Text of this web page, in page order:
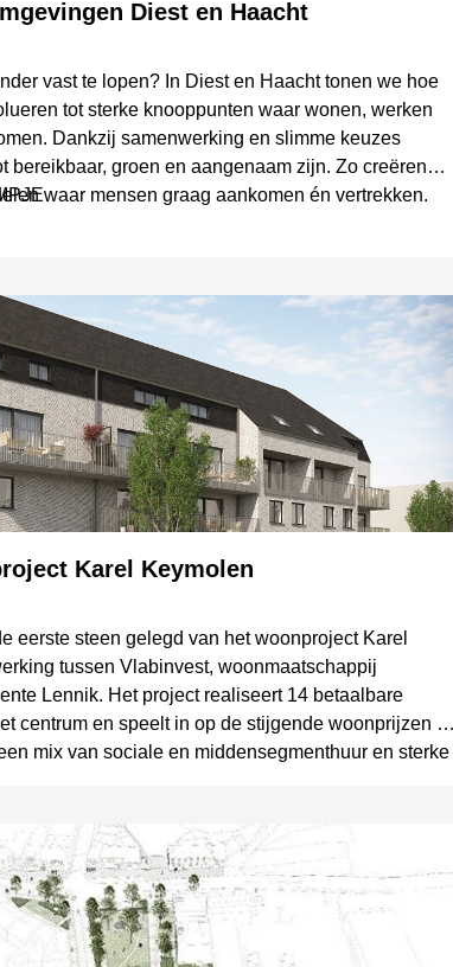
Diest en Haacht
vast te lopen? In Diest en Haacht tonen we hoe
tot sterke knooppunten waar wonen, werken
Dankzij samenwerking en slimme keuzes
bereikbaar, groen en aangenaam zijn. Zo creëren
waar mensen graag aankomen én vertrekken.
Karel Keymolen
eerste steen gelegd van het woonproject Karel
tussen Vlabinvest, woonmaatschappij
Lennik. Het project realiseert 14 betaalbare
centrum en speelt in op de stijgende woonprijzen in
mix van sociale en middensegmenthuur en sterke